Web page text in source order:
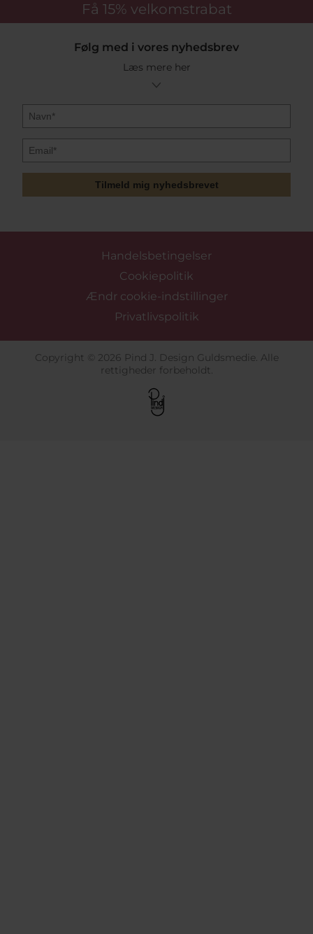
Få 15% velkomstrabat
Følg med i vores nyhedsbrev
Læs mere her
Tilmeld mig nyhedsbrevet
Handelsbetingelser
Cookiepolitik
Ændr cookie-indstillinger
Privatlivspolitik
Copyright © 2026 Pind J. Design Guldsmedie. Alle
rettigheder forbeholdt.